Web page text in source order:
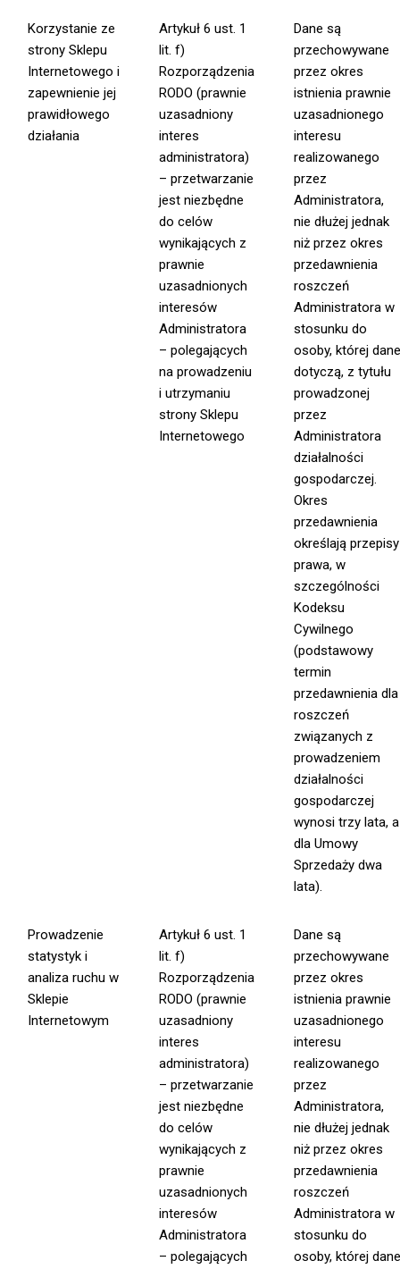
Korzystanie ze
strony Sklepu
Internetowego i
zapewnienie jej
prawidłowego
działania
Artykuł 6 ust. 1
lit. f)
Rozporządzenia
RODO (prawnie
uzasadniony
interes
administratora)
– przetwarzanie
jest niezbędne
do celów
wynikających z
prawnie
uzasadnionych
interesów
Administratora
– polegających
na prowadzeniu
i utrzymaniu
strony Sklepu
Internetowego
Dane są
przechowywane
przez okres
istnienia prawnie
uzasadnionego
interesu
realizowanego
przez
Administratora,
nie dłużej jednak
niż przez okres
przedawnienia
roszczeń
Administratora w
stosunku do
osoby, której
dotyczą, z tytułu
prowadzonej
przez
Administratora
działalności
gospodarczej.
Okres
przedawnienia
określają przepisy
prawa, w
szczególności
Kodeksu
Cywilnego
(podstawowy
termin
przedawnienia dla
roszczeń
związanych z
prowadzeniem
działalności
gospodarczej
wynosi trzy lata, a
dla Umowy
Sprzedaży dwa
lata).
Prowadzenie
statystyk i
analiza ruchu w
Sklepie
Internetowym
Artykuł 6 ust. 1
lit. f)
Rozporządzenia
RODO (prawnie
uzasadniony
interes
administratora)
– przetwarzanie
jest niezbędne
do celów
wynikających z
prawnie
uzasadnionych
interesów
Administratora
– polegających
Dane są
przechowywane
przez okres
istnienia prawnie
uzasadnionego
interesu
realizowanego
przez
Administratora,
nie dłużej jednak
niż przez okres
przedawnienia
roszczeń
Administratora w
stosunku do
osoby, której